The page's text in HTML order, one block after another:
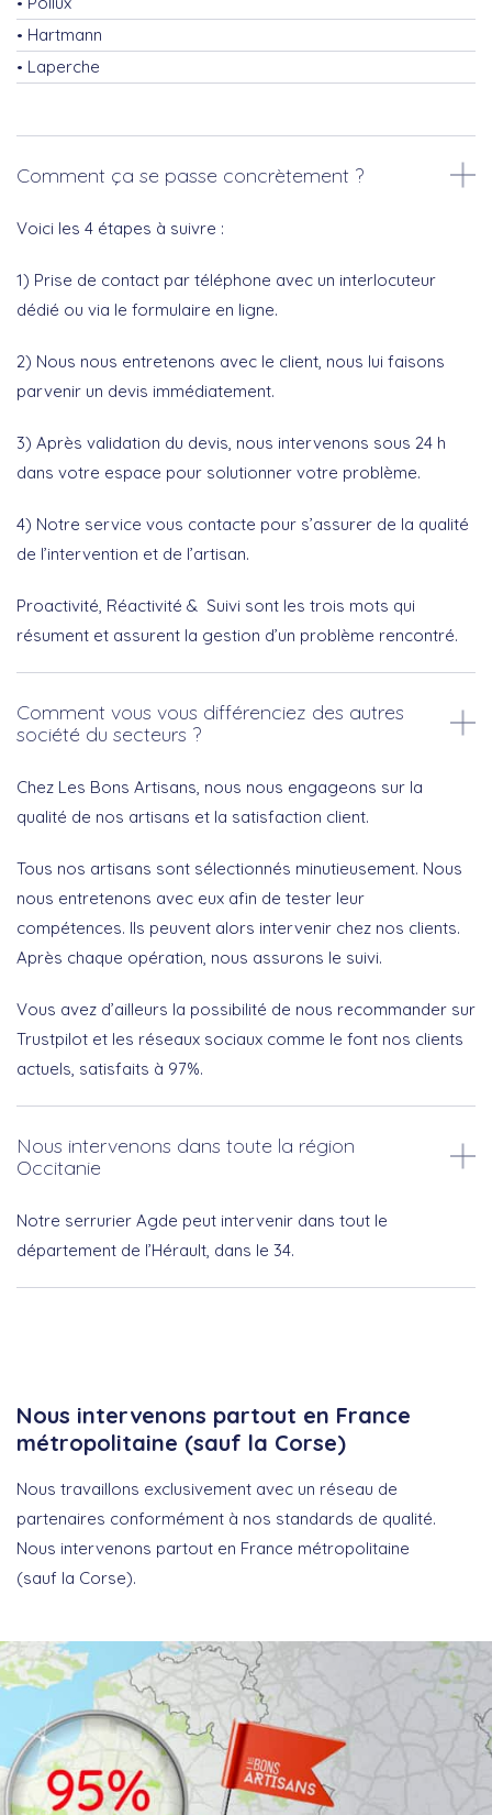
Hartmann
Laperche
Comment ça se passe concrètement ?
Voici les 4 étapes à suivre :
1) Prise de contact par téléphone avec un interlocuteur
dédié ou via le formulaire en ligne.
2) Nous nous entretenons avec le client, nous lui faisons
parvenir un devis immédiatement.
3) Après validation du devis, nous intervenons sous 24 h
dans votre espace pour solutionner votre problème.
4) Notre service vous contacte pour s’assurer de la qualité
de l’intervention et de l’artisan.
Proactivité, Réactivité & Suivi sont les trois mots qui
résument et assurent la gestion d’un problème rencontré.
Comment vous vous différenciez des autres
société du secteurs ?
Chez Les Bons Artisans, nous nous engageons sur la
qualité de nos artisans et la satisfaction client.
Tous nos artisans sont sélectionnés minutieusement. Nous
nous entretenons avec eux afin de tester leur
compétences. Ils peuvent alors intervenir chez nos clients.
Après chaque opération, nous assurons le suivi.
Vous avez d’ailleurs la possibilité de nous recommander sur
Trustpilot et les réseaux sociaux comme le font nos clients
actuels, satisfaits à 97%.
Nous intervenons dans toute la région
Occitanie
Notre serrurier Agde peut intervenir dans tout le
département de l’Hérault, dans le 34.
Nous intervenons partout en France
métropolitaine (sauf la Corse)
Nous travaillons exclusivement avec un réseau de
partenaires conformément à nos standards de qualité.
Nous intervenons partout en France métropolitaine
(sauf la Corse).